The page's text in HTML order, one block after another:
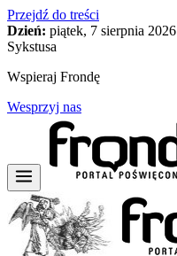
Przejdź do treści
Dzień: piątek, 7 sierpnia 2026
Sykstusa
Wspieraj Frondę
Wesprzyj nas